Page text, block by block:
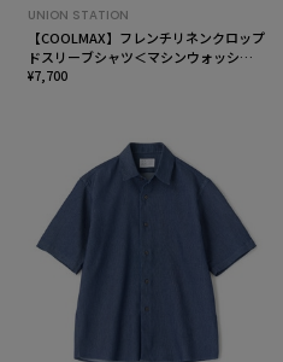
UNION STATION
【COOLMAX】フレンチリネンクロップ
ドスリーブシャツ＜マシンウォッシャ
ブル・通気性＞
¥7,700